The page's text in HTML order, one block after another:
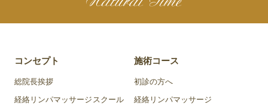
コンセプト
総院長挨拶
経絡リンパマッサージスクール
施術コース
初診の方へ
経絡リンパマッサージ